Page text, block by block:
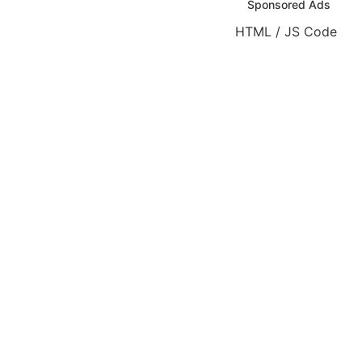
Sponsored Ads
HTML / JS Code